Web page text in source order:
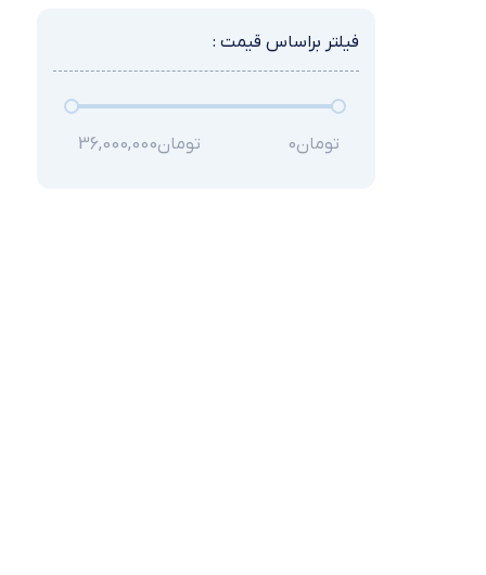
فیلتر براساس قیمت :
تومان0 تومان36,000,000